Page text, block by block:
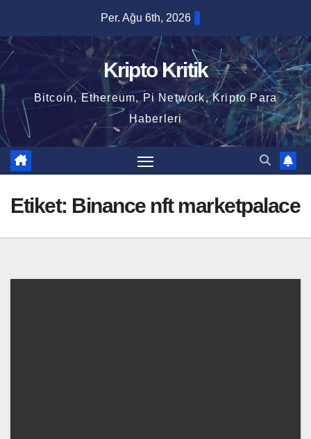
content
Per. Ağu 6th, 2026
Kripto Kritik
Bitcoin, Ethereum, Pi Network, Kripto Para
Haberleri
Etiket: Binance nft marketpalace